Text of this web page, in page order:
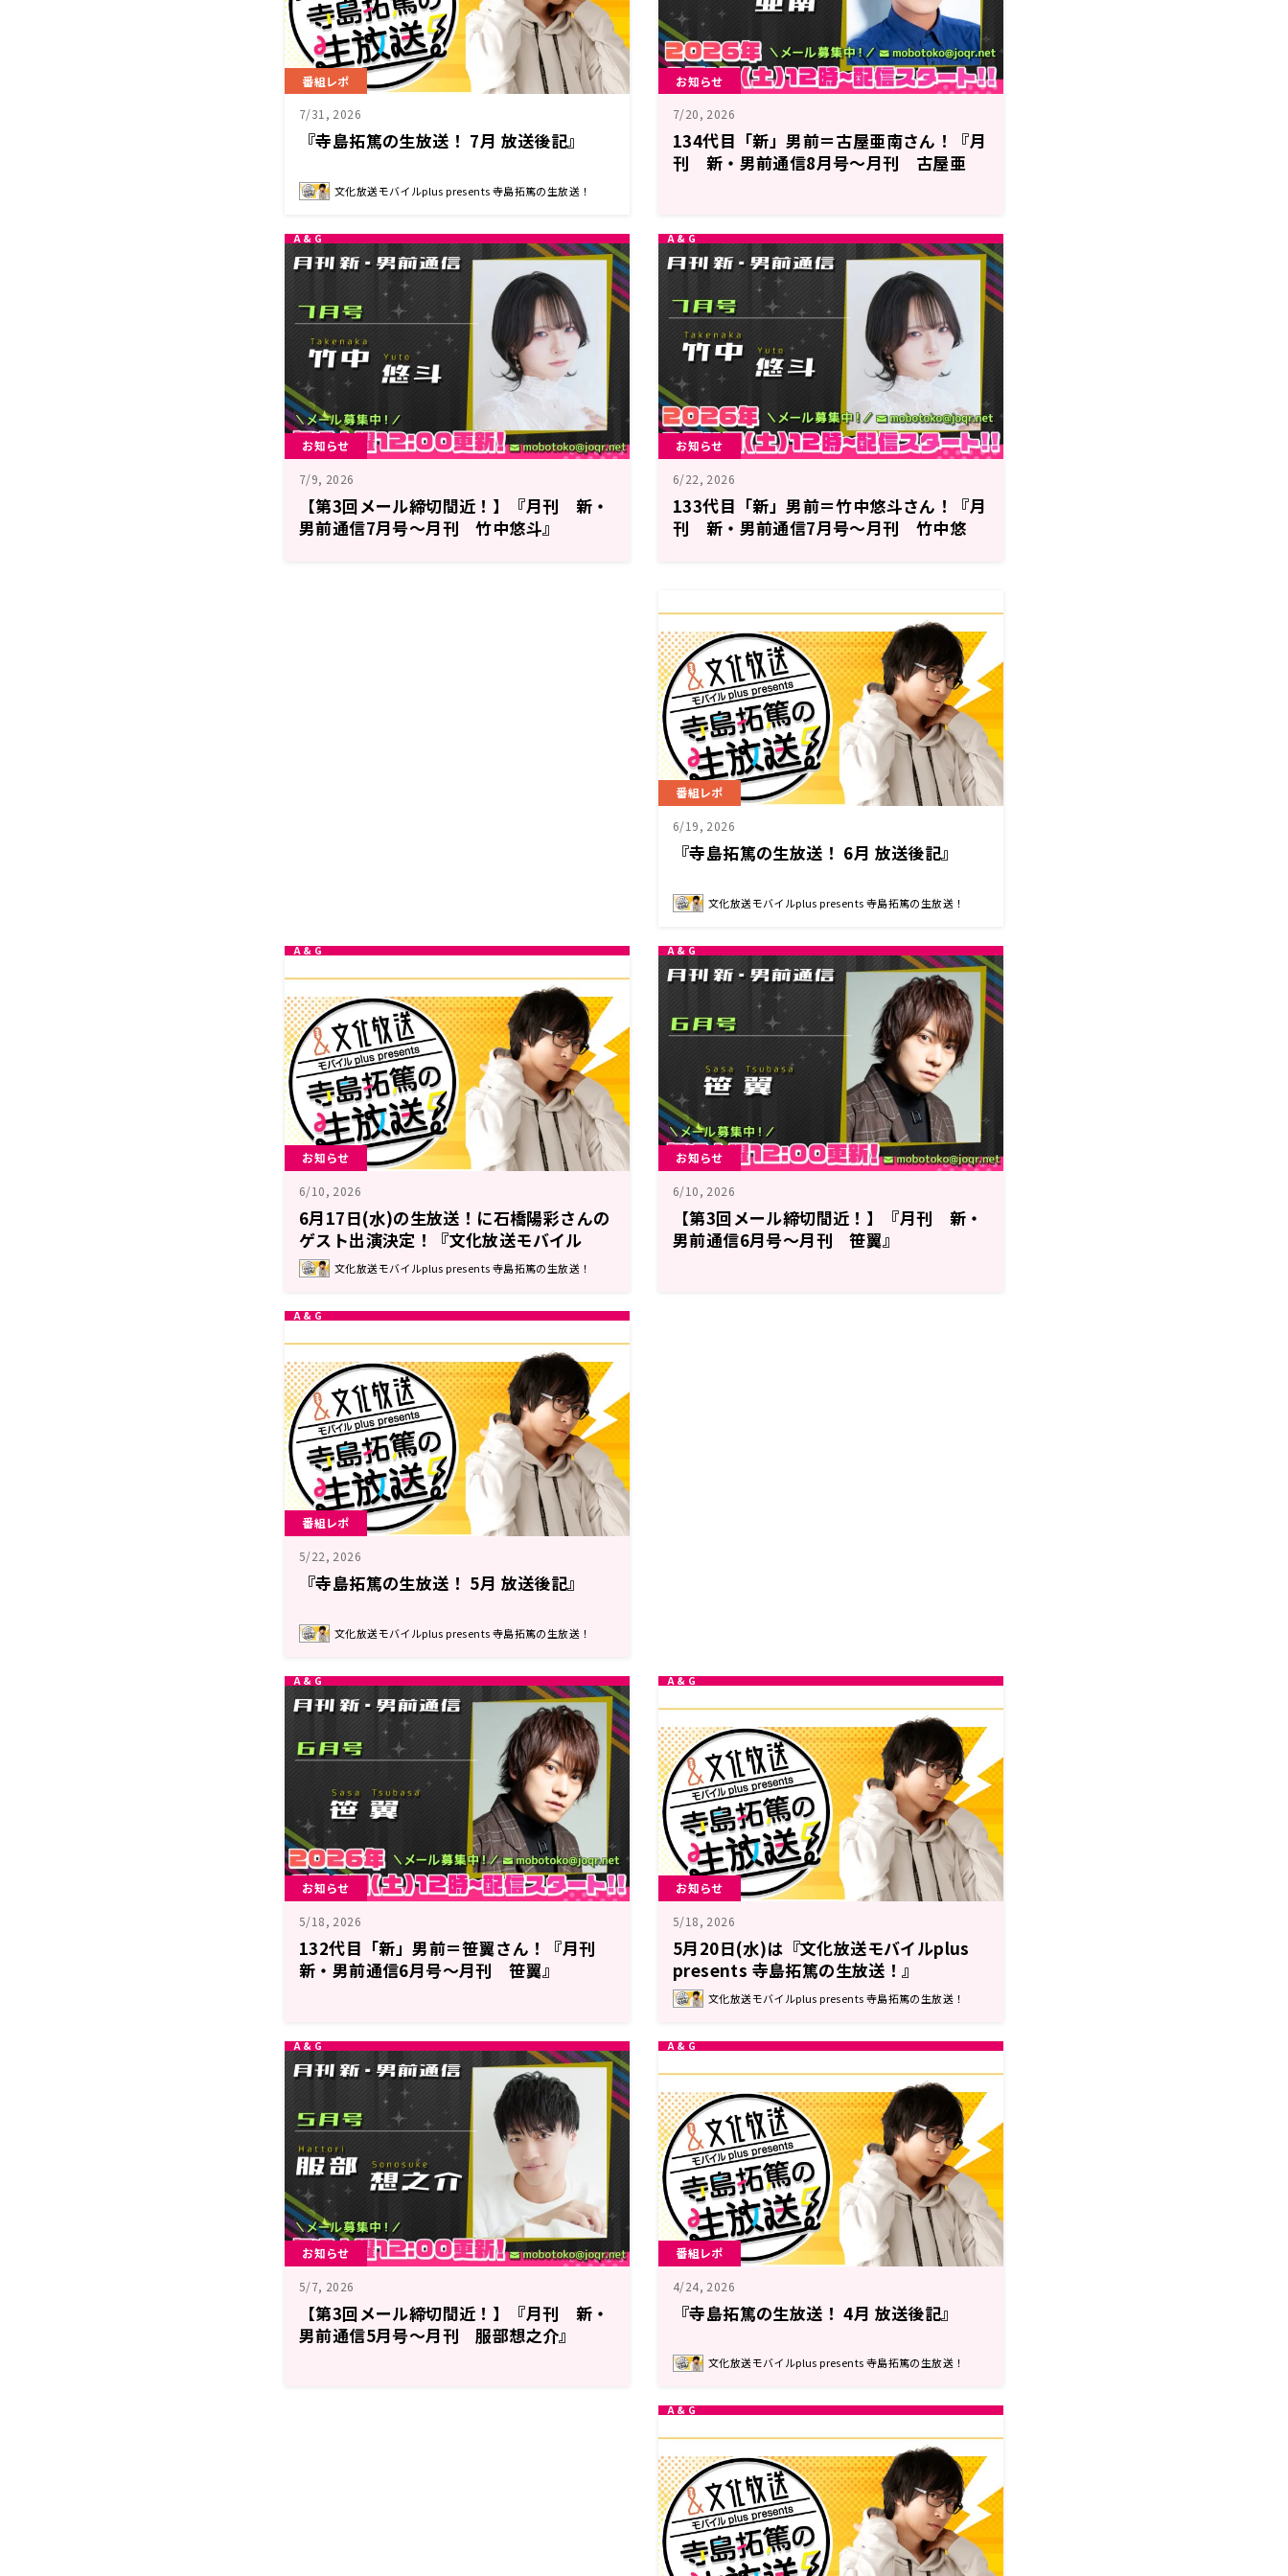
番組レポ
7/31, 2026
『寺島拓篤の生放送！ 7月 放送後記』
文化放送モバイルplus presents 寺島拓篤の生放送！
お知らせ
7/20, 2026
134代目「新」男前＝古屋亜南さん！『月
刊 新・男前通信8月号～月刊 古屋亜
お知らせ
7/9, 2026
【第3回メール締切間近！】『月刊 新・
男前通信7月号～月刊 竹中悠斗』
お知らせ
6/22, 2026
133代目「新」男前＝竹中悠斗さん！『月
刊 新・男前通信7月号～月刊 竹中悠
番組レポ
6/19, 2026
『寺島拓篤の生放送！ 6月 放送後記』
文化放送モバイルplus presents 寺島拓篤の生放送！
お知らせ
6/10, 2026
6月17日(水)の生放送！に石橋陽彩さんの
ゲスト出演決定！『文化放送モバイル
plus presents 寺島拓篤の生放送！』
文化放送モバイルplus presents 寺島拓篤の生放送！
お知らせ
6/10, 2026
【第3回メール締切間近！】『月刊 新・
男前通信6月号～月刊 笹翼』
番組レポ
5/22, 2026
『寺島拓篤の生放送！ 5月 放送後記』
文化放送モバイルplus presents 寺島拓篤の生放送！
お知らせ
5/18, 2026
132代目「新」男前＝笹翼さん！『月刊
新・男前通信6月号～月刊 笹翼』
お知らせ
5/18, 2026
5月20日(水)は『文化放送モバイルplus
presents 寺島拓篤の生放送！』
文化放送モバイルplus presents 寺島拓篤の生放送！
お知らせ
5/7, 2026
【第3回メール締切間近！】『月刊 新・
男前通信5月号～月刊 服部想之介』
番組レポ
4/24, 2026
『寺島拓篤の生放送！ 4月 放送後記』
文化放送モバイルplus presents 寺島拓篤の生放送！